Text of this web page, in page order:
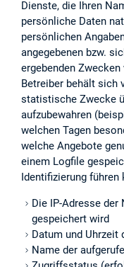
Dienste, die Ihren
persönliche Daten
persönlichen
angegebenen bzw.
ergebenden
Betreiber behält sich
statistische Zwecke
aufzubewahren
welchen Tagen
welche Angebote
einem Logfile
Identifizierung
Die IP-Adresse
gespeichert wird
Datum und Uhrzeit
Name der